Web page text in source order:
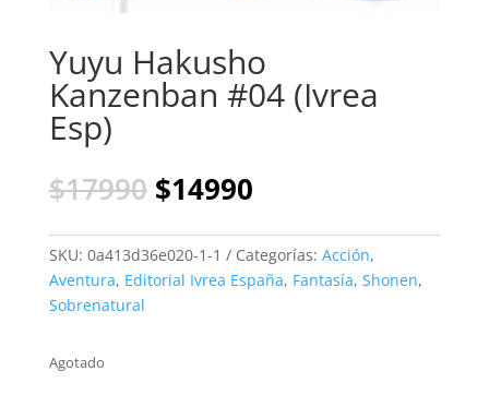
Yuyu Hakusho
Kanzenban #04 (Ivrea
Esp)
$17990 El
precio
original
era:
$17990.
$14990El
actual
es:
$14990.
SKU: 0a413d36e020-1-1 Categorías: Acción,
Aventura, Editorial Ivrea España, Fantasía, Shonen,
Sobrenatural
Agotado